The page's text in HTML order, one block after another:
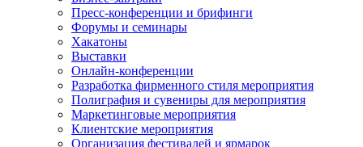
Пресс-конференции и брифинги
Форумы и семинары
Хакатоны
Выставки
Онлайн-конференции
Разработка фирменного стиля мероприятия
Полиграфия и сувениры для мероприятия
Маркетинговые мероприятия
Клиентские мероприятия
Организация фестивалей и ярмарок